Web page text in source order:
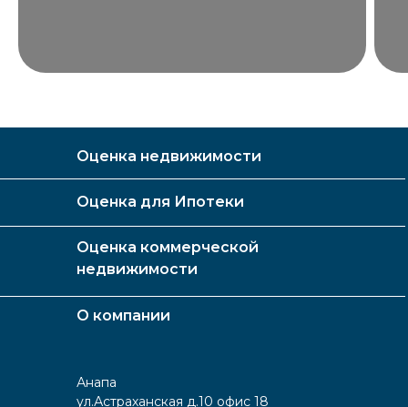
Оценка недвижимости
О компании
Анапа
ул.Астраханская д.10 офис 18
Оценка для Ипотеки
Оценка коммерческой
недвижимости